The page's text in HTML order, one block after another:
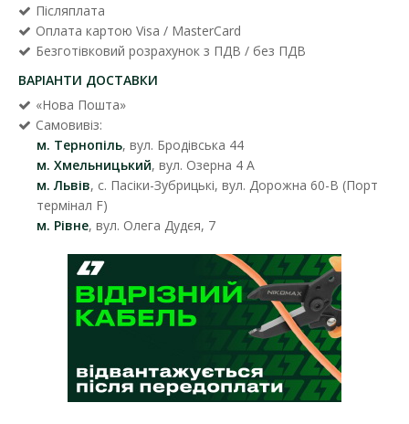
Післяплата
Оплата картою Visa / MasterCard
Безготівковий розрахунок з ПДВ / без ПДВ
ВАРІАНТИ ДОСТАВКИ
«Нова Пошта»
Самовивіз:
м. Тернопіль, вул. Бродівська 44
м. Хмельницький, вул. Озерна 4 А
м. Львів, с. Пасіки-Зубрицькі, вул. Дорожна 60-В (Порт
термінал F)
м. Рівне, вул. Олега Дудєя, 7